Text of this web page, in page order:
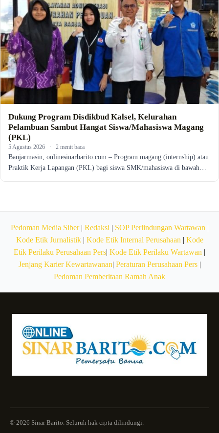
Dukung Program Disdikbud Kalsel, Kelurahan
Pelambuan Sambut Hangat Siswa/Mahasiswa Magang
(PKL)
5 Agustus 2026 · 2 menit baca
Banjarmasin, onlinesinarbarito.com – Program magang (internship) atau
Praktik Kerja Lapangan (PKL) bagi siswa SMK/mahasiswa di bawah…
Pedoman Media Siber| Redaksi | SOP Perlindungan Wartawan |
Kode Etik Jurnalistik| Kode Etik Internal Perusahaan | Kode
Etik Perilaku Perusahaan Pers| Kode Etik Perilaku Wartawan |
Jenjang Karier Kewartawanan| Peraturan Perusahaan Pers|
Pedoman Pemberitaan Ramah Anak
© 2026 Sinar Barito. Seluruh hak cipta dilindungi.